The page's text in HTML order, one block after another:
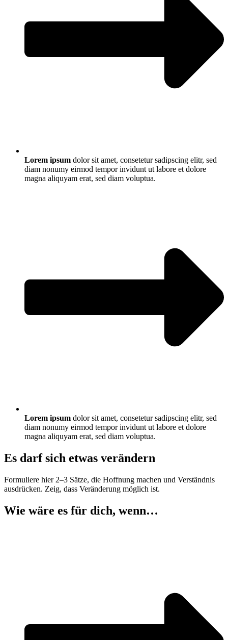
Lorem ipsum dolor sit amet, consetetur sadipscing elitr, sed
diam nonumy eirmod tempor invidunt ut labore et dolore
magna aliquyam erat, sed diam voluptua.
Lorem ipsum dolor sit amet, consetetur sadipscing elitr, sed
diam nonumy eirmod tempor invidunt ut labore et dolore
magna aliquyam erat, sed diam voluptua.
Es darf sich etwas verändern
Formuliere hier 2–3 Sätze, die Hoffnung machen und Verständnis
ausdrücken. Zeig, dass Veränderung möglich ist.
Wie wäre es für dich, wenn…